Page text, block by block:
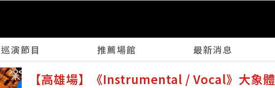
巡演節目 推薦場館 最新消息
【高雄場】《Instrumental / Vocal》大象